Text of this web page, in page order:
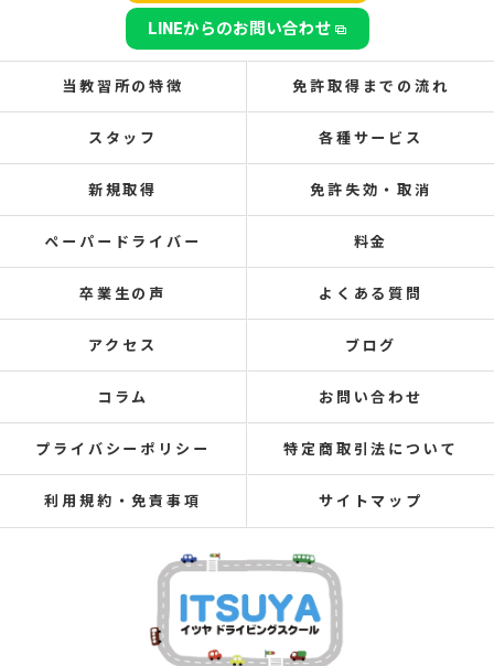
LINEからのお問い合わせ
当教習所の特徴 免許取得までの流れ
スタッフ 各種サービス
新規取得 免許失効・取消
ペーパードライバー 料金
卒業生の声 よくある質問
アクセス ブログ
コラム お問い合わせ
プライバシーポリシー 特定商取引法について
利用規約・免責事項 サイトマップ